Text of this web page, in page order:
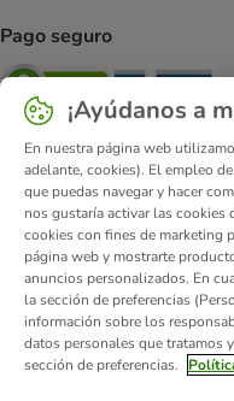
Pago seguro
Security
Quiénes somos Empleo
Condiciones comerciales
Formulario de desistimiento
Gastos de envío y plazo de
Programa de afiliación
¡Ayúdanos a
En nuestra página web
adelante, cookies). El empleo
que puedas navegar y hacer
nos gustaría activar las
cookies con fines de marketing
página web y mostrarte
anuncios personalizados. En
la sección de preferencias
información sobre los
datos personales que tratamos
sección de preferencias.